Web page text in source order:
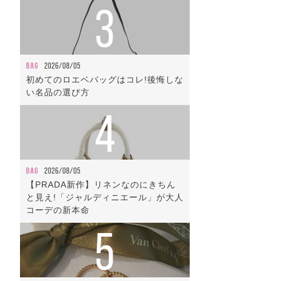
3
BAG 2026/08/05
初めてのロエベバッグはコレ!後悔しな
い名品の選び方
4
BAG 2026/08/05
【PRADA新作】リネンなのにきちん
と見え!「ジャルディニエール」が大人
コーデの新本命
5